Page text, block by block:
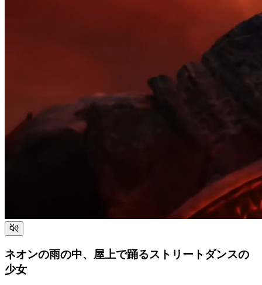
ネオンの雨の中、屋上で踊るストリートダンスの
少女